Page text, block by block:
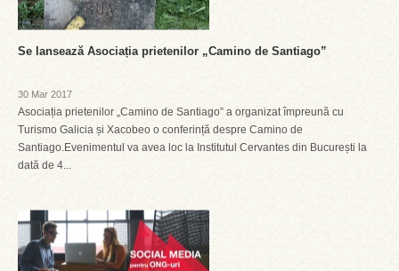
Se lansează Asociația prietenilor „Camino de Santiago”
30 Mar 2017
Asociația prietenilor „Camino de Santiago” a organizat împreună cu
Turismo Galicia și Xacobeo o conferință despre Camino de
Santiago.Evenimentul va avea loc la Institutul Cervantes din București la
dată de 4...